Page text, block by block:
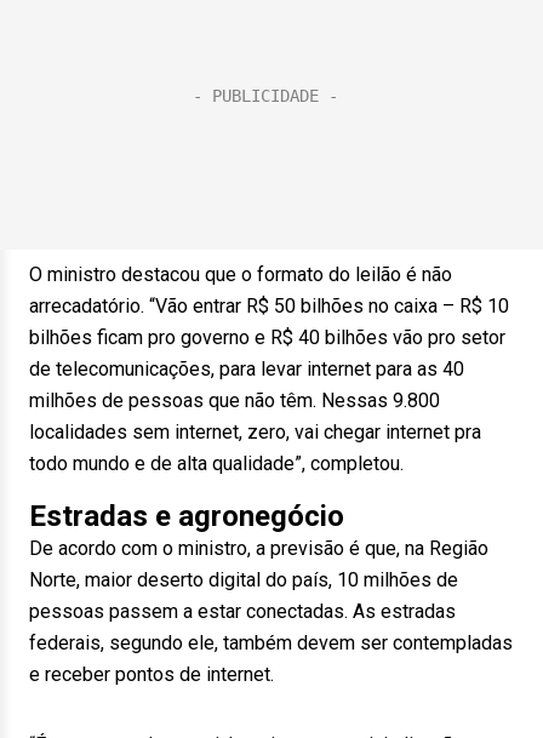
O ministro destacou que o formato do leilão é não
arrecadatório. “Vão entrar R$ 50 bilhões no caixa – R$ 10
bilhões ficam pro governo e R$ 40 bilhões vão pro setor
de telecomunicações, para levar internet para as 40
milhões de pessoas que não têm. Nessas 9.800
localidades sem internet, zero, vai chegar internet pra
todo mundo e de alta qualidade”, completou.
Estradas e agronegócio
De acordo com o ministro, a previsão é que, na Região
Norte, maior deserto digital do país, 10 milhões de
pessoas passem a estar conectadas. As estradas
federais, segundo ele, também devem ser contempladas
e receber pontos de internet.